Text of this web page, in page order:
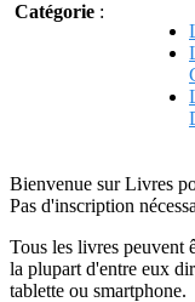
Catégorie :
Bienvenue sur Livres
Pas d'inscription
Tous les livres peuvent
la plupart d'entre eux
tablette ou smartphone.